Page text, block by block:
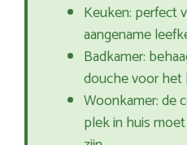
Keuken: perfect
aangename
Badkamer:
douche voor het
Woonkamer: de
plek in huis